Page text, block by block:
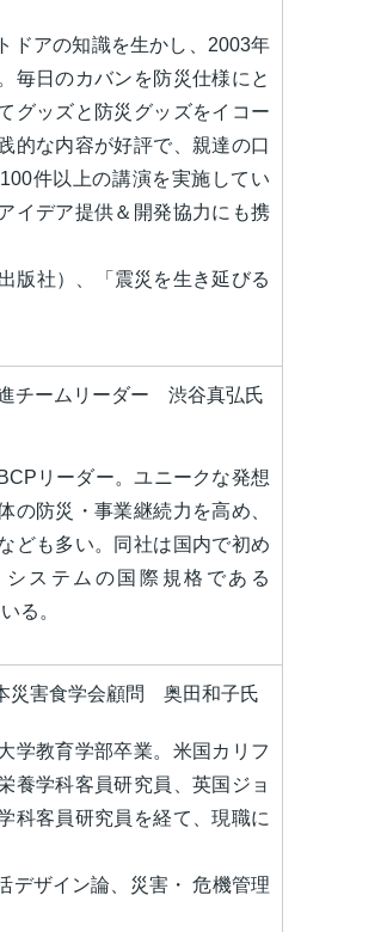
ドアの知識を生かし、2003年
毎日のカバンを防災仕様にと
グッズと防災グッズをイコー
的な内容が好評で、親達の口
件以上の講演を実施してい
イデア提供＆開発協力にも携
版社）、「震災を生き延びる
チームリーダー 渋谷真弘氏
リーダー。ユニークな発想
の防災・事業継続力を高め、
ども多い。同社は国内で初め
ステムの国際規格である
る。
災害食学会顧問 奥田和子氏
学教育学部卒業。米国カリフ
養学科客員研究員、英国ジョ
科客員研究員を経て、現職に
デザイン論、災害・ 危機管理